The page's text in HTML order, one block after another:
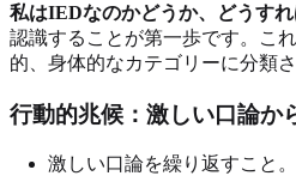
私はIEDなのかどうか、どうす
認識することが第一歩です。こ
的、身体的なカテゴリーに分類さ
行動的兆候：激しい口論か
激しい口論を繰り返すこと。